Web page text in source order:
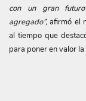
con un gran
agregado”, afirmó el
al tiempo que
para poner en valor la